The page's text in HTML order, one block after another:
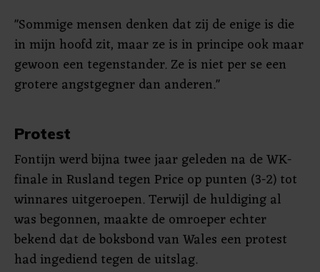
"Sommige mensen denken dat zij de enige is die
in mijn hoofd zit, maar ze is in principe ook maar
gewoon een tegenstander. Ze is niet per se een
grotere angstgegner dan anderen."
Protest
Fontijn werd bijna twee jaar geleden na de WK-
finale in Rusland tegen Price op punten (3-2) tot
winnares uitgeroepen. Terwijl de huldiging al
was begonnen, maakte de omroeper echter
bekend dat de boksbond van Wales een protest
had ingediend tegen de uitslag.